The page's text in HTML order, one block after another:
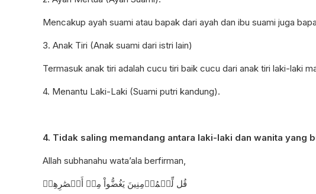
Mencakup ayah suami atau bapak dari ayah dan ibu suami juga
3. Anak Tiri (Anak suami dari istri lain)
Termasuk anak tiri adalah cucu tiri baik cucu dari anak tiri laki-laki
4. Menantu Laki-Laki (Suami putri kandung).
4. Tidak saling memandang antara laki-laki dan wanita yang
Allah subhanahu wata’ala berfirman,
قُل لِّلۡمُؤۡمِنِينَ يَغُضُّواْ مِنۡ أَبۡصَٰرِهِمۡ